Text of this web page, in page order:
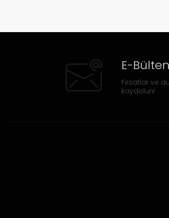
E-
Fırsatlar ve
kaydolun!